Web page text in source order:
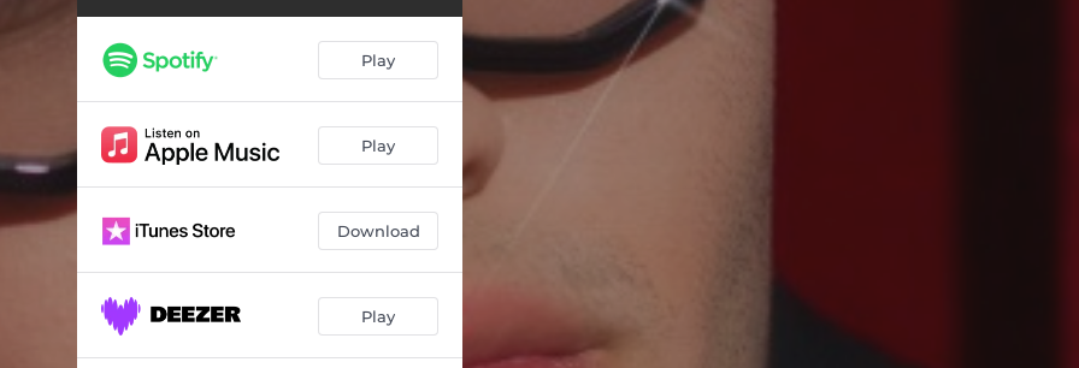
NADA ES SEGURO 03:24
ALGUIEN COMO TÙ 03:07
ENSEÑAME (TEACH ME) 02:53
BESO 02:45
LOCO 03:43
Play
Play
Download
Play